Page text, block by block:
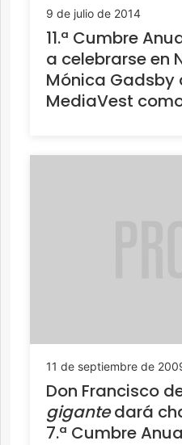
9 de julio de 2014
11.ª Cumbre
a celebrarse en
Mónica Gadsby
MediaVest
11 de septiembre de
Don Francisco
gigantedará
7.ª Cumbre